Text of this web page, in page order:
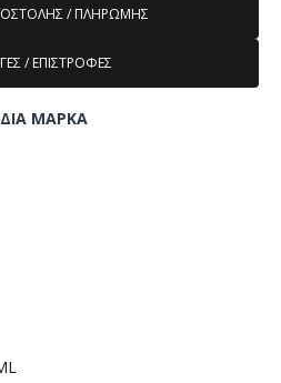
/ ΠΛΗΡΩΜΉΣ
/ ΕΠΙΣΤΡΟΦΈΣ
ΜΆΡΚΑ